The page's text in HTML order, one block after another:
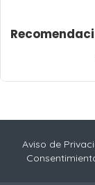
Aviso de